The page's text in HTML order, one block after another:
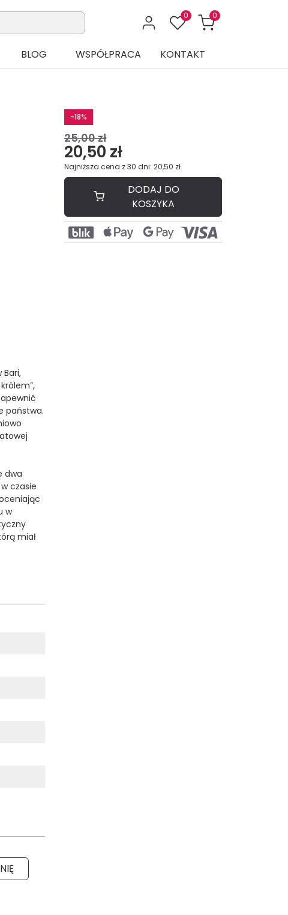
0 0
BLOG WSPÓŁPRACA KONTAKT
Bari,
państwa.
dwa
czasie
w
miał
-18%
25,00 zł
20,50 zł
Najniższa cena z 30 dni: 20,50 zł
DODAJ DO
KOSZYKA